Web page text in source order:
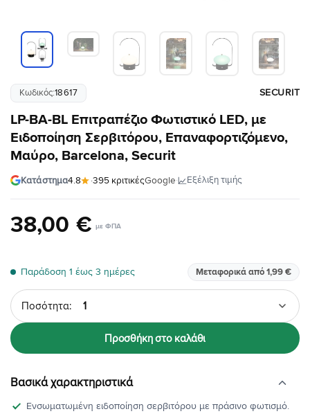
Κωδικός:18617 SECURIT
LP-BA-BL Επιτραπέζιο Φωτιστικό LED, με
Ειδοποίηση Σερβιτόρου, Επαναφορτιζόμενο,
Μαύρο, Barcelona, Securit
Κατάστημα4.8 ·395 κριτικέςGoogle· Εξέλιξη τιμής
38,00 €
Παράδοση 1 έως 3 ημέρες Μεταφορικά από 1,99 €
Ποσότητα
Προσθήκη στο καλάθι
Βασικά χαρακτηριστικά
Ενσωματωμένη ειδοποίηση σερβιτόρου με πράσινο φωτισμό.